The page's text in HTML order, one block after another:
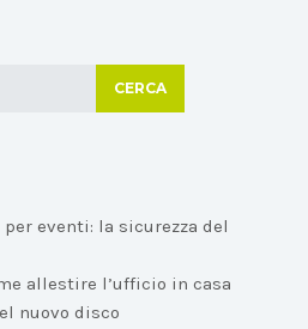
CERCA
eventi: la sicurezza del
allestire l’ufficio in casa
nuovo disco